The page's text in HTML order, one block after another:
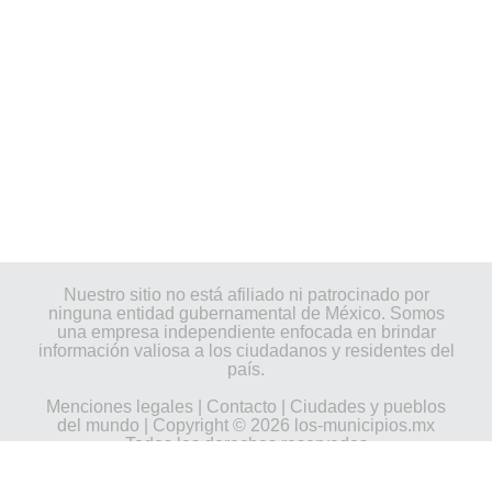
Nuestro sitio no está afiliado ni patrocinado por
ninguna entidad gubernamental de México. Somos
una empresa independiente enfocada en brindar
información valiosa a los ciudadanos y residentes del
país.
Menciones legales
Contacto
Ciudades y pueblos
del mundo | Copyright © 2026 los-municipios.mx
Todos los derechos reservados